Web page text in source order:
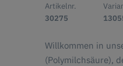
Artikelnr.
30275
Willkommen in
(Polymilchsäure),